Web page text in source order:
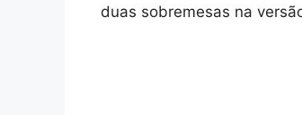
duas sobremesas na